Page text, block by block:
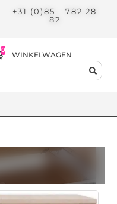
+31 (0)85 - 782 28
82
WINKELWAGEN
0